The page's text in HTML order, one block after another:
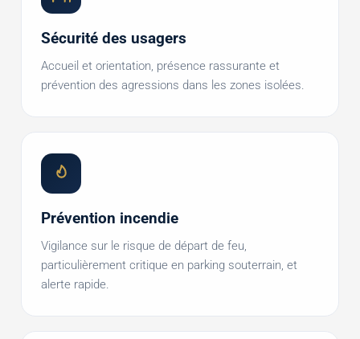
Sécurité des usagers
Accueil et orientation, présence rassurante et
prévention des agressions dans les zones isolées.
Prévention incendie
Vigilance sur le risque de départ de feu,
particulièrement critique en parking souterrain, et
alerte rapide.